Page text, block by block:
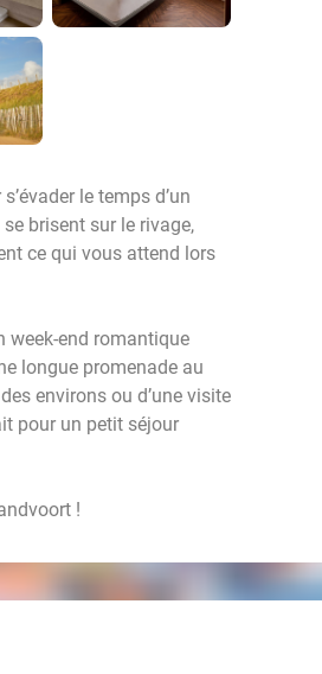
le temps d’un
brisent sur le rivage,
ce qui vous attend lors
week-end romantique
longue promenade au
environs ou d’une visite
pour un petit séjour
!